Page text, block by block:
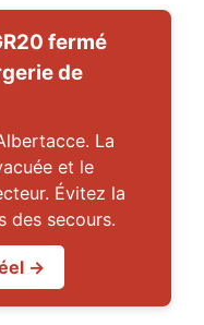
fermé
de
La
et le
Évitez la
des secours.
→